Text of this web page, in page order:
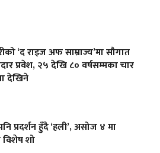
‘द राइज अफ साम्राज्य’मा सौगात
प्रवेश, २५ देखि ८० वर्षसम्मका चार
देखिने
प्रदर्शन हुँदै ‘हली’, असोज ४ मा
शो